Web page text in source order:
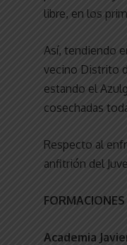
libre, en los
Así, tendiendo
vecino Distrito
estando el
cosechadas
Respecto al
anfitrión del
Academia